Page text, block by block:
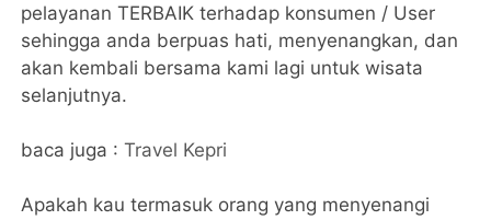
pelayanan TERBAIK terhadap konsumen / User
sehingga anda berpuas hati, menyenangkan, dan
akan kembali bersama kami lagi untuk wisata
selanjutnya.
baca juga :Travel Kepri
Apakah kau termasuk orang yang menyenangi